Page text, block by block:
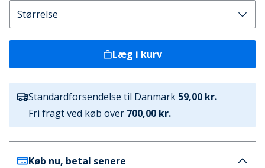
Læg i kurv
Standardforsendelse til Danmark 59,00 kr.
Fri fragt ved køb over 700,00 kr.
Køb nu, betal senere